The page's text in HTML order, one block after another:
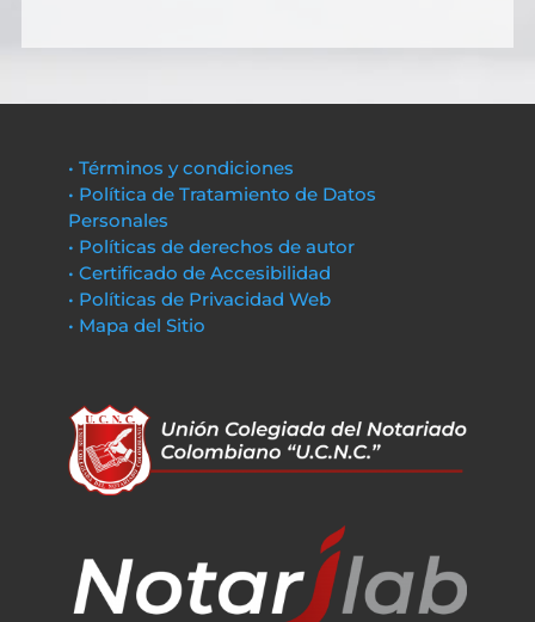
• Términos y condiciones
• Política de Tratamiento de Datos
Personales
• Políticas de derechos de autor
• Certificado de Accesibilidad
• Políticas de Privacidad Web
• Mapa del Sitio